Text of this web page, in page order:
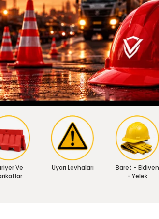
Ve
Uyarı Levhaları
Baret - Eldiven
- Yelek